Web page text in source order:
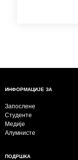
ИНФОРМАЦИЈЕ ЗА
Запослене
Студенте
Медије
Алумнисте
ПОДРШКА